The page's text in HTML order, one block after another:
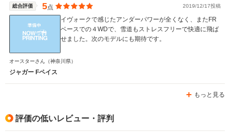
総合評価 5点 2019/12/17投稿
イヴォークで感じたアンダーパワーが全くなく、またFR
ベースでの４WDで、雪道もストレスフリーで快適に飛ば
せました。次のモデルにも期待です。
オースターさん （神奈川県）
ジャガー Fペイス
もっと見る
評価の低いレビュー・評判